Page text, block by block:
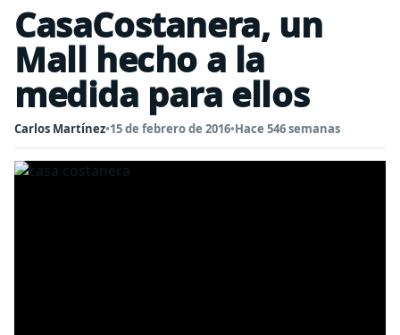
CasaCostanera, un
Mall hecho a la
medida para ellos
Carlos Martínez•15 de febrero de 2016•Hace 546 semanas